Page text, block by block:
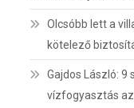
Olcsóbb lett a
kötelező
Gajdos László: 9
vízfogyasztás